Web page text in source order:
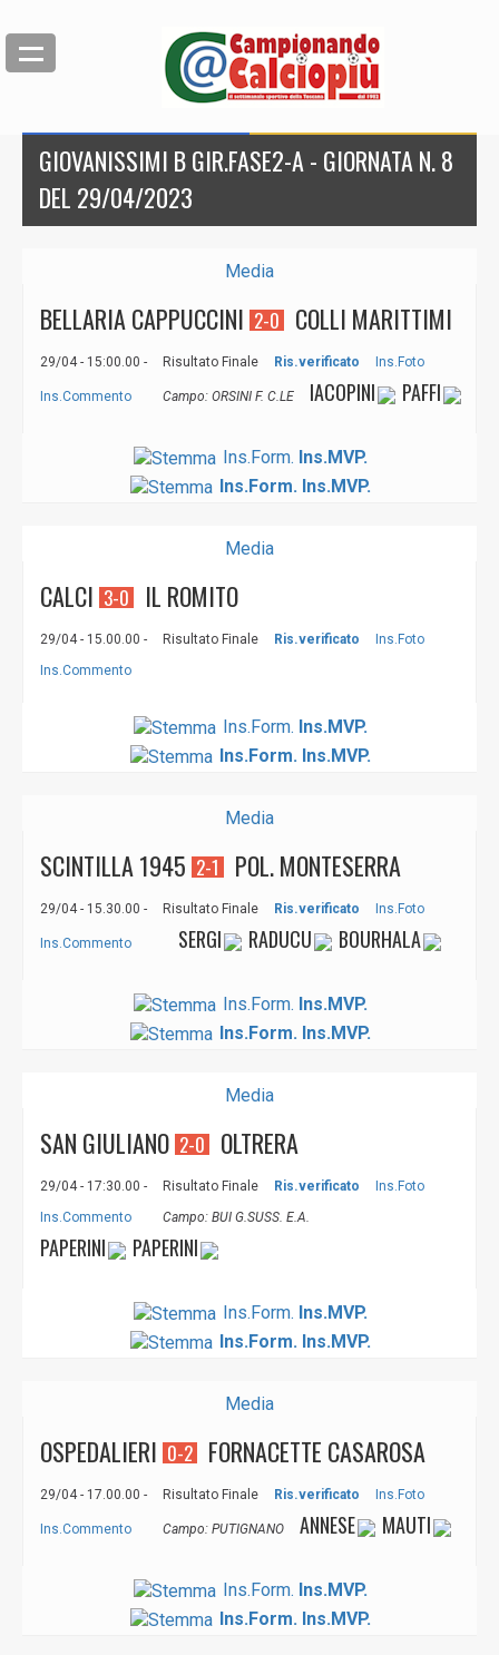
GIOVANISSIMI B GIR.FASE2-A - GIORNATA N. 8
DEL 29/04/2023
Media
BELLARIA CAPPUCCINI 2-0 COLLI MARITTIMI
29/04 - 15:00.00 - Risultato Finale Ris.verificato Ins.Foto
Ins.Commento Campo: ORSINI F. C.LE IACOPINI PAFFI
Ins.Form. Ins.MVP.
Ins.Form. Ins.MVP.
Media
CALCI 3-0 IL ROMITO
29/04 - 15.00.00 - Risultato Finale Ris.verificato
Ins.Foto
Ins.Commento
Ins.Form. Ins.MVP.
Ins.Form. Ins.MVP.
Media
SCINTILLA 1945 2-1 POL. MONTESERRA
29/04 - 15.30.00 - Risultato Finale Ris.verificato Ins.Foto
Ins.Commento SERGI RADUCU BOURHALA
Ins.Form. Ins.MVP.
Ins.Form. Ins.MVP.
Media
SAN GIULIANO 2-0 OLTRERA
29/04 - 17:30.00 - Risultato Finale Ris.verificato
Ins.Foto
Ins.Commento
Campo: BUI G.SUSS. E.A.
PAPERINI PAPERINI
Ins.Form. Ins.MVP.
Ins.Form. Ins.MVP.
Media
OSPEDALI­ERI 0-2 FORNACETTE CASAROSA
29/04 - 17.00.00 - Risultato Finale Ris.verificato Ins.Foto
Ins.Commento Campo: PUTIGNANO ANNESE MAUTI
Ins.Form. Ins.MVP.
Ins.Form. Ins.MVP.